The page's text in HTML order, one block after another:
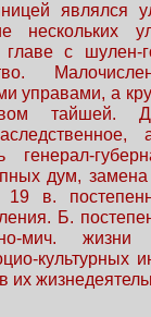
являлся
нескольких
с шулен-
управами, а
тайшей.
генерал-
дум,
19 в.
Б.
мич.
культурных
их